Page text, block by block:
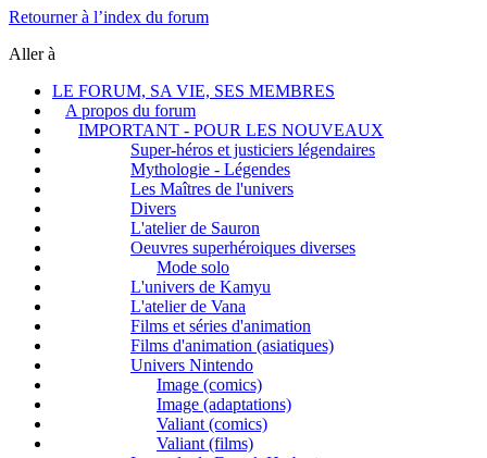
Retourner à l’index du forum
Aller à
LE FORUM, SA VIE, SES MEMBRES
A propos du forum
IMPORTANT - POUR LES NOUVEAUX
Super-héros et justiciers légendaires
Mythologie - Légendes
Les Maîtres de l'univers
Divers
L'atelier de Sauron
Oeuvres superhéroiques diverses
Mode solo
L'univers de Kamyu
L'atelier de Vana
Films et séries d'animation
Films d'animation (asiatiques)
Univers Nintendo
Image (comics)
Image (adaptations)
Valiant (comics)
Valiant (films)